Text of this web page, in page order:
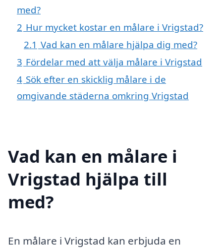
med?
2 Hur mycket kostar en målare i Vrigstad?
2.1 Vad kan en målare hjälpa dig med?
3 Fördelar med att välja målare i Vrigstad
4 Sök efter en skicklig målare i de
omgivande städerna omkring Vrigstad
Vad kan en målare i
Vrigstad hjälpa till
med?
En målare i Vrigstad kan erbjuda en